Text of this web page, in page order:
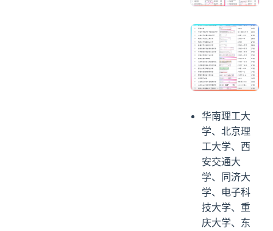
华南理工大
学、北京理
工大学、西
安交通大
学、同济大
学、电子科
技大学、重
庆大学、东